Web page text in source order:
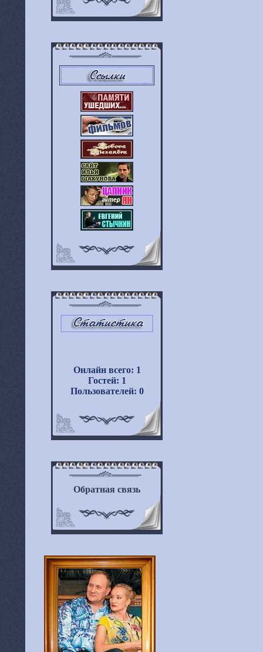
Онлайн всего: 1
Гостей: 1
Пользователей: 0
Обратная связь